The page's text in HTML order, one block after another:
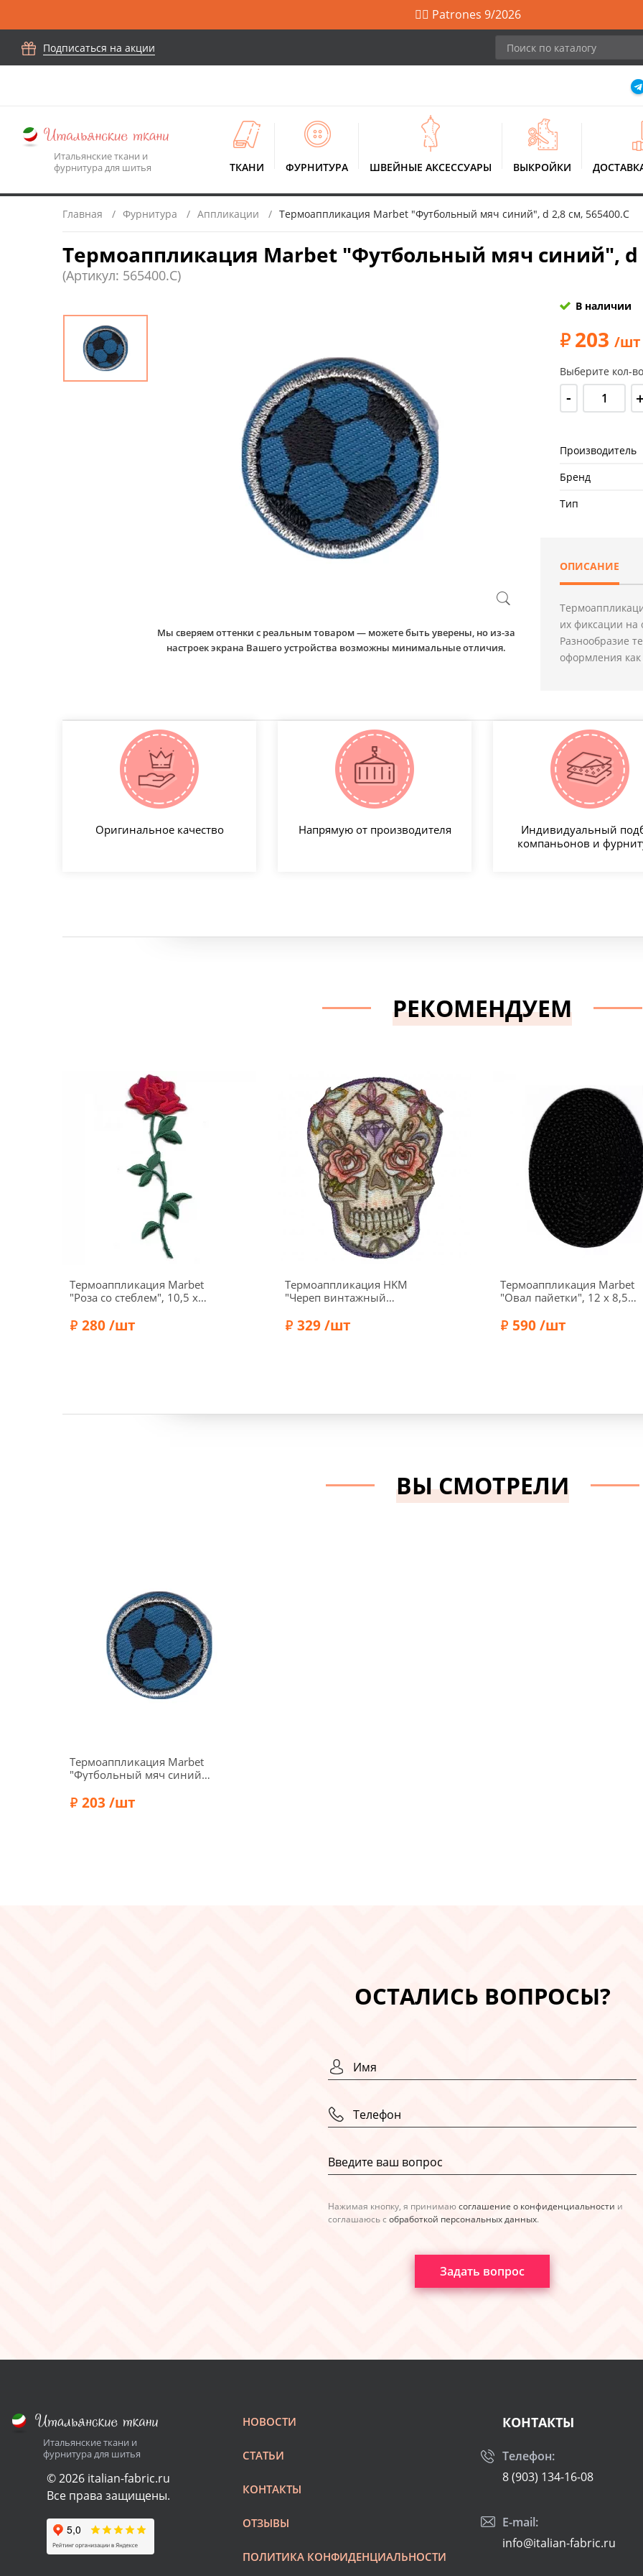
🙋‍♀️ Patrones 9/2026
Подписаться на акции
Итальянские ткани и
фурнитура для шитья
ТКАНИ ФУРНИТУРА ШВЕЙНЫЕ АКСЕССУАРЫ ВЫКРОЙКИ
Главная Фурнитура Аппликации Термоаппликация Marbet "Футбольный мяч синий", d 2,8 см, 565400.C
Термоаппликация Marbet "Футбольный мяч синий", d
(Артикул: 565400.C)
Мы сверяем оттенки с реальным товаром — можете быть уверены, но из-за
настроек экрана Вашего устройства возможны минимальные отличия.
В наличии
203 /шт
Выберите кол-
- +
Производитель
Бренд
Тип
ОПИСАНИЕ
их фиксации на
Разнообразие
оформления
Оригинальное качество Напрямую от производителя
Индивидуальный
компаньонов и
РЕКОМЕНДУЕМ
Термоаппликация Marbet
"Роза со стеблем", 10,5 х
569862.A
280 /шт
Термоаппликация HKM
"Череп винтажный
329 /шт
Термоаппликация Marbet
"Овал пайетки", 12 х 8,5
590 /шт
ВЫ СМОТРЕЛИ
Термоаппликация Marbet
"Футбольный мяч синий",
203 /шт
ОСТАЛИСЬ ВОПРОСЫ?
Нажимая кнопку, я принимаюсоглашение о конфиденциальности и
соглашаюсь с обработкой персональных данных.
Задать вопрос
Итальянские ткани и
фурнитура для шитья
© 2026 italian-fabric.ru
Все права защищены.
НОВОСТИ
СТАТЬИ
КОНТАКТЫ
ОТЗЫВЫ
ПОЛИТИКА КОНФИДЕНЦИАЛЬНОСТИ
КОНТАКТЫ
Телефон:
8 (903) 134-16-08
E-mail:
info@italian-fabric.ru